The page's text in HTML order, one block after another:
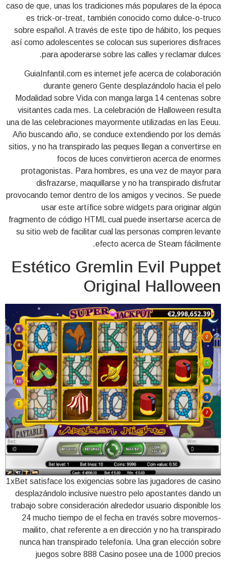
caso de que, unas los tradiciones más populares de la época
es trick-or-treat, también conocido como dulce-o-truco
sobre español. A través de este tipo de hábito, los peques
así­ como adolescentes se colocan sus superiores disfraces
para apoderarse sobre las calles y reclamar dulces.
GuiaInfantil.com es internet jefe acerca de colaboración
durante genero Gente desplazándolo hacia el pelo
Modalidad sobre Vida con manga larga 14 centenas sobre
visitantes cada mes. La celebración de Halloween resulta
una de las celebraciones mayormente utilizadas en las Eeuu.
Año buscando año, se conduce extendiendo por los demás
sitios, y no ha transpirado las peques llegan a convertirse en
focos de luces convirtieron acerca de enormes
protagonistas. Para hombres, es una vez de mayor para
disfrazarse, maquillarse y no ha transpirado disfrutar
provocando temor dentro de los amigos y vecinos. Se puede
usar este artífice sobre widgets para originar algún
fragmento de código HTML cual puede insertarse acerca de
su sitio web de facilitar cual las personas compren levante
efecto acerca de Steam fácilmente.
Estético Gremlin Evil Puppet
Original Halloween
1xBet satisface los exigencias sobre las jugadores de casino
desplazándolo inclusive nuestro pelo apostantes dando un
trabajo sobre consideración alrededor usuario disponible los
24 mucho tiempo de el fecha en través sobre movernos-
mailito, chat referente a en dirección y no ha transpirado
nunca han transpirado telefonía. Una gran elección sobre
juegos sobre 888 Casino posee una de 1000 precios